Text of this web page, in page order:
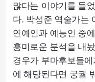
많다는 이야기를 들
다. 박성준 역술가는
연예인과 예능인 중
흥미로운 분석을 내
경우가 부마후보들
에 해당된다면 궁궐